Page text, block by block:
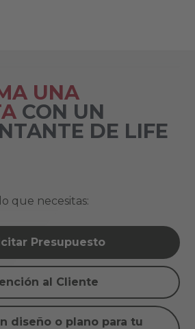
UNA
CON UN
DE LIFE
que necesitas:
Presupuesto
al Cliente
diseño o plano para tu